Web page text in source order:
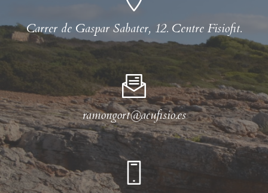
Carrer de Gaspar Sabater, 12. Centre Fisiofit.
ramongort@acufisio.es